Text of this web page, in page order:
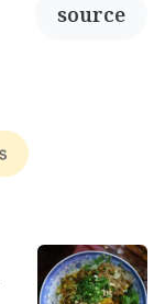
source